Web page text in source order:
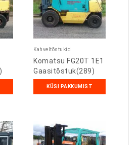
Kahveltõstukid
Komatsu FG20T 1E1
Gaasitõstuk(289)
KÜSI PAKKUMIST